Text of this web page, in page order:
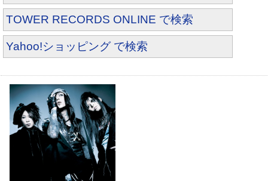
TOWER RECORDS ONLINE で検索
Yahoo!ショッピング で検索
BURN ONESELF OUT [DVD]